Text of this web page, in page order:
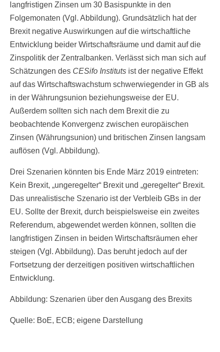
langfristigen Zinsen um 30 Basispunkte in den
Folgemonaten (Vgl. Abbildung). Grundsätzlich hat der
Brexit negative Auswirkungen auf die wirtschaftliche
Entwicklung beider Wirtschaftsräume und damit auf die
Zinspolitik der Zentralbanken. Verlässt sich man sich auf
Schätzungen des CESifo Instituts ist der negative Effekt
auf das Wirtschaftswachstum schwerwiegender in GB als
in der Währungsunion beziehungsweise der EU.
Außerdem sollten sich nach dem Brexit die zu
beobachtende Konvergenz zwischen europäischen
Zinsen (Währungsunion) und britischen Zinsen langsam
auflösen (Vgl. Abbildung).
Drei Szenarien könnten bis Ende März 2019 eintreten:
Kein Brexit, „ungeregelter“ Brexit und „geregelter“ Brexit.
Das unrealistische Szenario ist der Verbleib GBs in der
EU. Sollte der Brexit, durch beispielsweise ein zweites
Referendum, abgewendet werden können, sollten die
langfristigen Zinsen in beiden Wirtschaftsräumen eher
steigen (Vgl. Abbildung). Das beruht jedoch auf der
Fortsetzung der derzeitigen positiven wirtschaftlichen
Entwicklung.
Abbildung: Szenarien über den Ausgang des Brexits
Quelle: BoE, ECB; eigene Darstellung